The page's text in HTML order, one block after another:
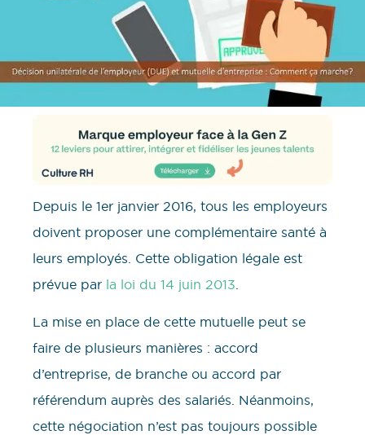
Depuis le 1er janvier 2016, tous les employeurs
doivent proposer une complémentaire santé à
leurs employés. Cette obligation légale est
prévue par la loi du 14 juin 2013
La mise en place de cette mutuelle peut se
faire de plusieurs manières : accord
d’entreprise, de branche ou accord par
référendum auprès des salariés. Néanmoins,
cette négociation n’est pas toujours possible